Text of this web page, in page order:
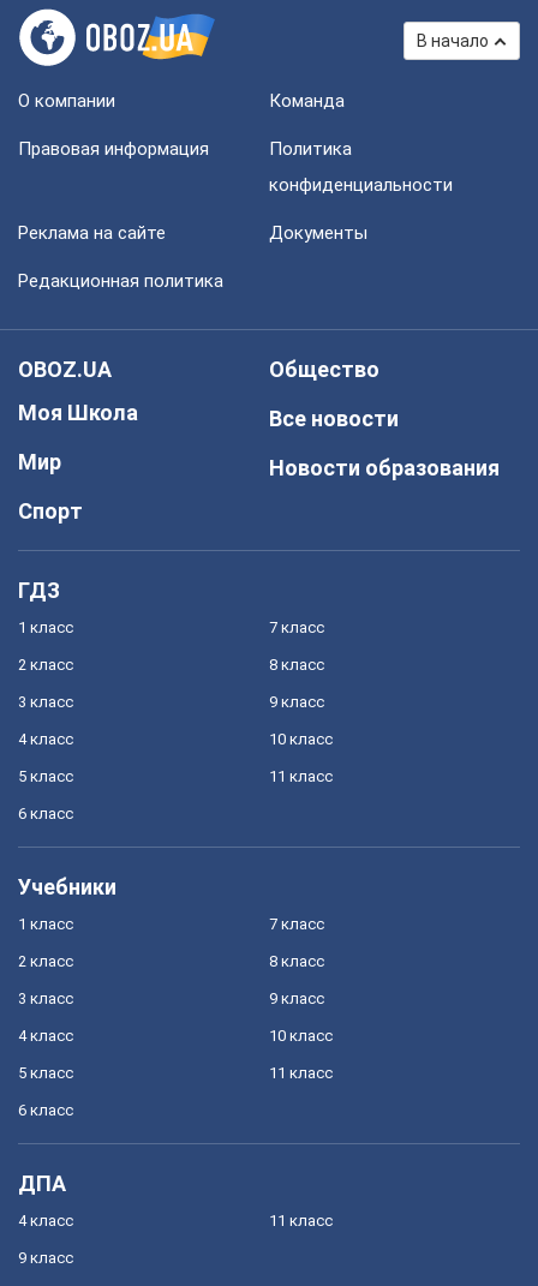
В начало
О компании Команда
Правовая информация
Политика
конфиденциальности
Реклама на сайте Документы
Редакционная политика
OBOZ.UA
Моя Школа
Мир
Спорт
Общество
Все новости
Новости образования
ГДЗ
1 класс
2 класс
3 класс
4 класс
5 класс
6 класс
7 класс
8 класс
9 класс
10 класс
11 класс
Учебники
1 класс
2 класс
3 класс
4 класс
5 класс
6 класс
7 класс
8 класс
9 класс
10 класс
11 класс
ДПА
4 класс
9 класс
11 класс